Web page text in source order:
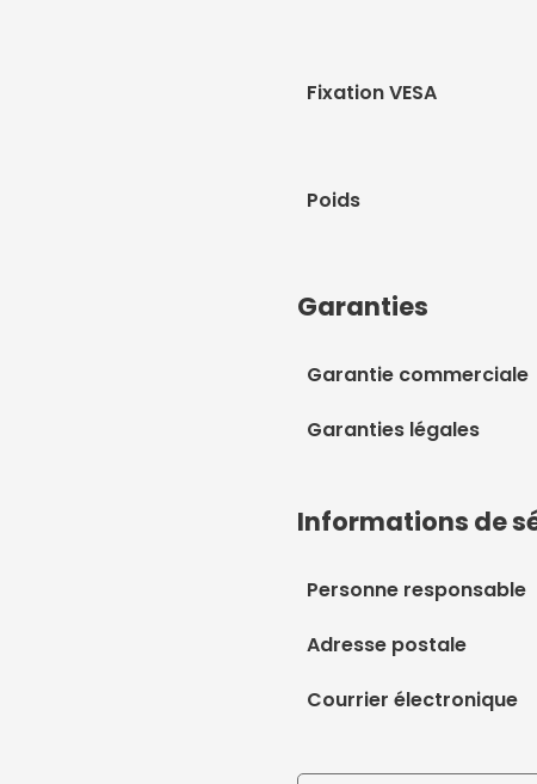
Fixation VESA
Poids
Garanties
Garantie commerciale
Garanties légales
Informations de
Personne responsable
Adresse postale
Courrier électronique